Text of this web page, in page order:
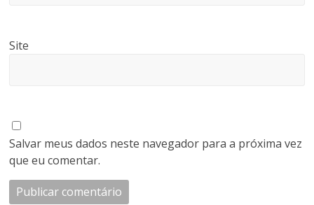
Site
Salvar meus dados neste navegador para a próxima vez
que eu comentar.